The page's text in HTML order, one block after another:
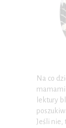
Na co
lektury
Jeśli nie,